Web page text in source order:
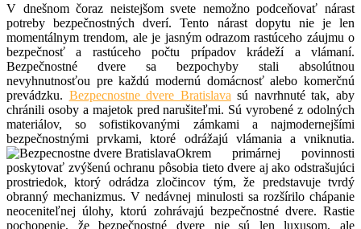
V dnešnom čoraz neistejšom svete nemožno podceňovať nárast
potreby bezpečnostných dverí. Tento nárast dopytu nie je len
momentálnym trendom, ale je jasným odrazom rastúceho záujmu o
bezpečnosť a rastúceho počtu prípadov krádeží a vlámaní.
Bezpečnostné dvere sa bezpochyby stali absolútnou
nevyhnutnosťou pre každú modernú domácnosť alebo komerčnú
prevádzku. Bezpecnostne dvere Bratislava sú navrhnuté tak, aby
chránili osoby a majetok pred narušiteľmi. Sú vyrobené z odolných
materiálov, so sofistikovanými zámkami a najmodernejšími
bezpečnostnými prvkami, ktoré odrážajú vlámania a vniknutia.
Okrem primárnej povinnosti
poskytovať zvýšenú ochranu pôsobia tieto dvere aj ako odstrašujúci
prostriedok, ktorý odrádza zločincov tým, že predstavuje tvrdý
obranný mechanizmus. V nedávnej minulosti sa rozšírilo chápanie
neoceniteľnej úlohy, ktorú zohrávajú bezpečnostné dvere. Rastie
pochopenie, že bezpečnostné dvere nie sú len luxusom, ale